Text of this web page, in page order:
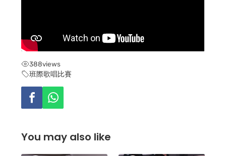
388views
班際歌唱比賽
You may also like